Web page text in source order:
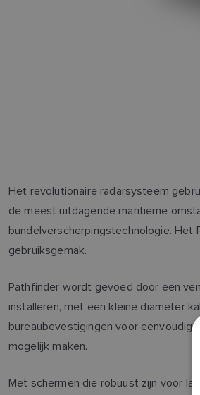
Het revolutionaire radarsysteem
de meest uitdagende maritieme
bundelverscherpingstechnologie. Het
gebruiksgemak.
Pathfinder wordt gevoed door een
installeren, met een kleine diameter
bureaubevestigingen voor
mogelijk maken.
Met schermen die robuust zijn voor